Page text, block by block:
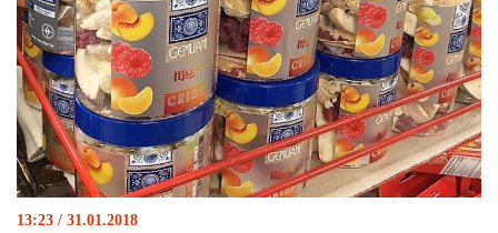
13:23 / 31.01.2018